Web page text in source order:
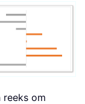
reeks om